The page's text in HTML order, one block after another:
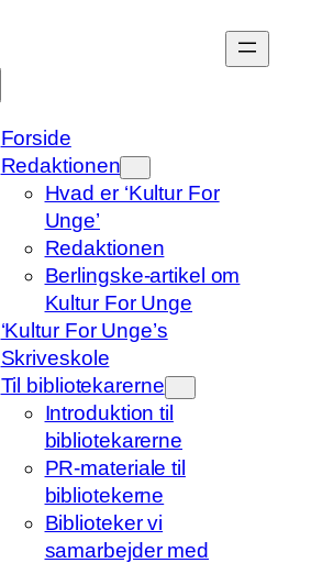
Forside
Redaktionen
Hvad er ‘Kultur For
Unge’
Redaktionen
Berlingske-artikel om
Kultur For Unge
‘Kultur For Unge’s
Skriveskole
Til bibliotekarerne
Introduktion til
bibliotekarerne
PR-materiale til
bibliotekerne
Biblioteker vi
samarbejder med